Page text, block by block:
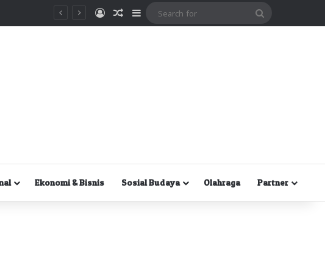
MasukRandom Article
Sidebar
Ekonomi & Bisnis Sosial Budaya Olahraga Partner